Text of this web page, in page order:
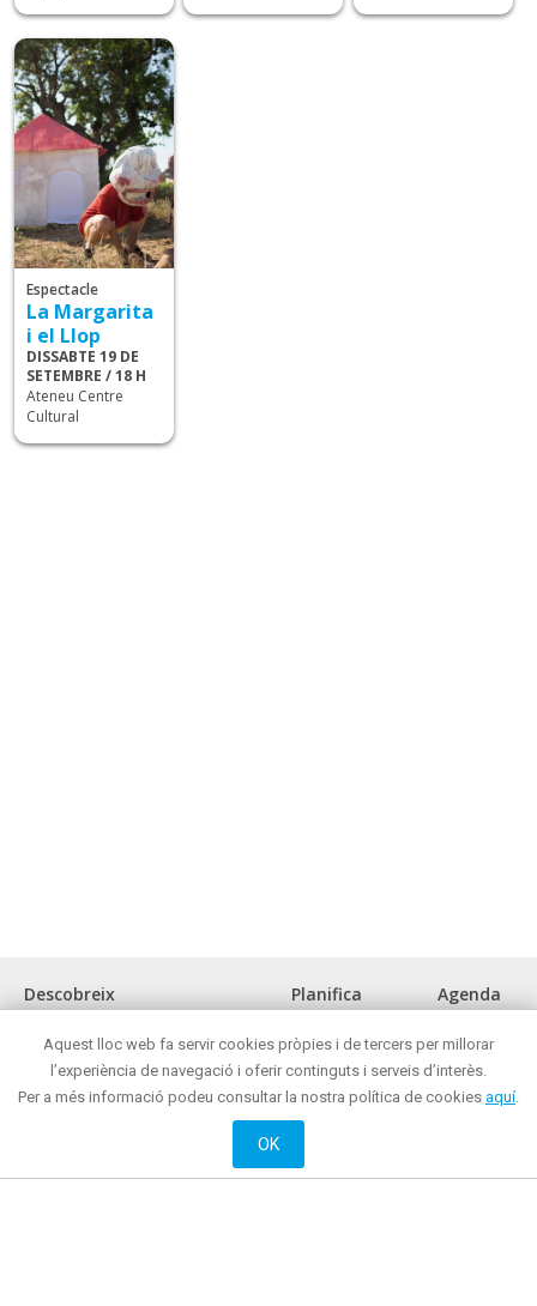
Espectacle
La Margarita
i el Llop
DISSABTE 19 DE
SETEMBRE / 18 H
Ateneu Centre
Cultural
Descobreix
Museus i espais d'interès cultural
Front marítim
Reunions i congressos
Oci actiu i cultural
Planifica
Oficina de turisme
On menjar?
On comprar ?
Mataró de nit
Agenda
Aquest lloc web fa servir cookies pròpies i de tercers per millorar
l’experiència de navegació i oferir continguts i serveis d’interès.
Per a més informació podeu consultar la nostra política de cookies aquí.
OK